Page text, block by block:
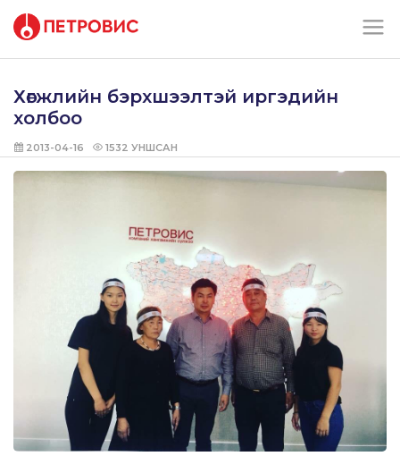
Хөгжлийн бэрхшээлтэй иргэдийн
холбоо
2013-04-16 1532 УНШСАН